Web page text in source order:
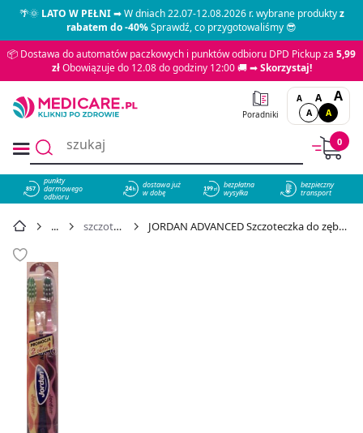
🌴🌞LATO W PEŁNI➡ W dniach 22.07-12.08.2026 r. wybrane produktyz
rabatem do -40%Sprawdź, co przygotowaliśmy 😎
📦 Dostawa do automatów paczkowych i punktów odbioru DPD Pickup za 5,99
złObowiązuje do 12.08 do godziny 12:00 🚚 ➡Skorzystaj!
Poradniki
A A A
A A
0
857
punkty
darmowego
odbioru
dostawa już
w dobę
bezpłatna
wysyłka
bezpieczny
transport
szczoteczki do zębów JORDAN ADVANCED Szczoteczka do zębów TWARDA (2 w cenie 1) ZESTAW!!! - cena 9,95 zł